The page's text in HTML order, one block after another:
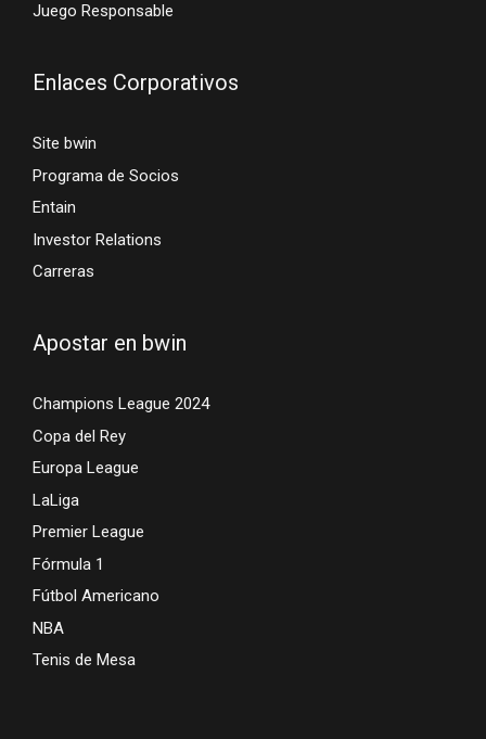
Juego Responsable
Enlaces Corporativos
Site bwin
Programa de Socios
Entain
Investor Relations
Carreras
Apostar en bwin
Champions League 2024
Copa del Rey
Europa League
LaLiga
Premier League
Fórmula 1
Fútbol Americano
NBA
Tenis de Mesa